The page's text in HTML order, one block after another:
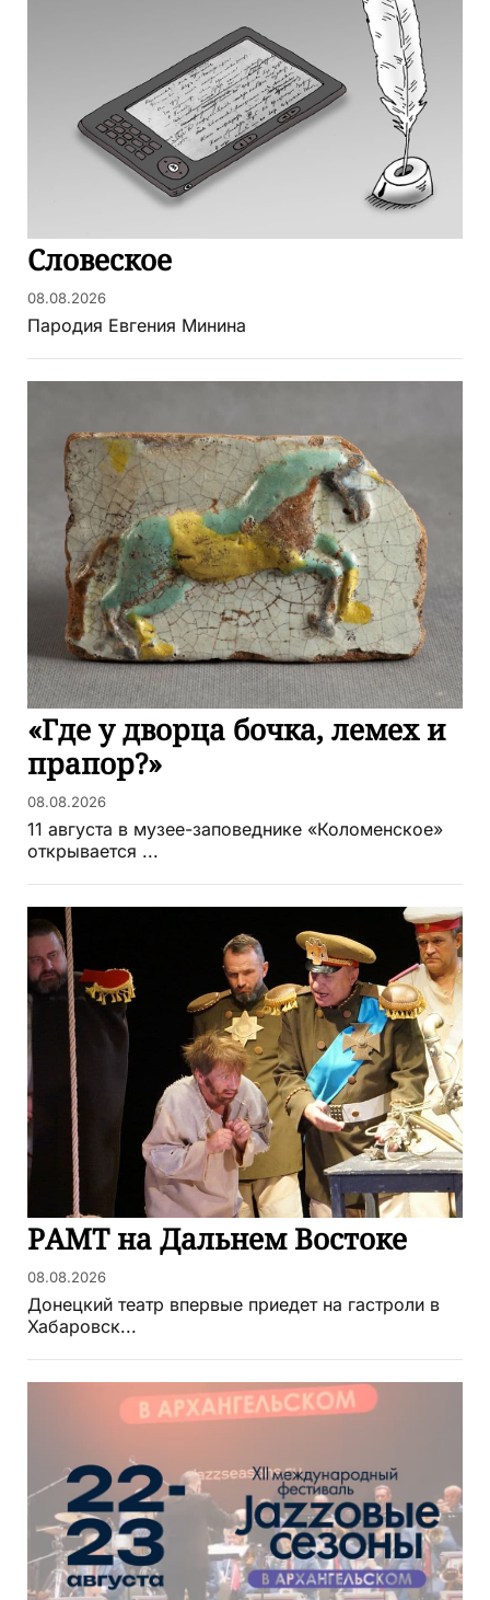
Словеское
08.08.2026
Пародия Евгения Минина
«Где у дворца бочка, лемех и
прапор?»
08.08.2026
11 августа в музее-заповеднике «Коломенское»
открывается ...
РАМТ на Дальнем Востоке
08.08.2026
Донецкий театр впервые приедет на гастроли в
Хабаровск...